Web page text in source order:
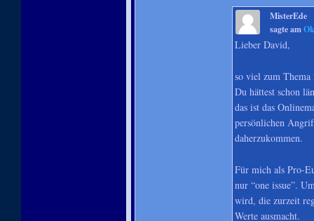
MisterEde
sagte am
Lieber David,
so viel zum Thema
Du hättest schon
das ist das
persönlichen
daherzukommen.
Für mich als Pro-
nur “one issue”.
wird, die zurzeit
Werte ausmacht.